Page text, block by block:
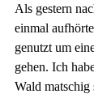
Als gestern
einmal
genutzt um
gehen. Ich
Wald